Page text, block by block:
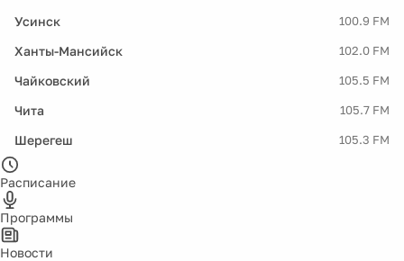
Усинск 100.9 FM
Ханты-Мансийск 102.0 FM
Чайковский 105.5 FM
Чита 105.7 FM
Шерегеш 105.3 FM
Расписание
Программы
Новости